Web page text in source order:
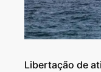
Libertação de